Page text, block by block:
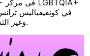
في كونفيفياليس
وغير الثنائيين وغير الثنائيين والمفتوحين للأسئلة.